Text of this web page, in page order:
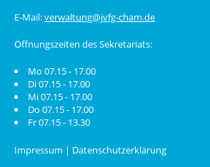
E-Mail:verwaltung@jvfg-cham.de
Öffnungszeiten des Sekretariats:
Mo 07.15 - 17.00
Di 07.15 - 17.00
Mi 07.15 - 17.00
Do 07.15 - 17.00
Fr 07.15 - 13.30
Impressum | Datenschutzerklärung